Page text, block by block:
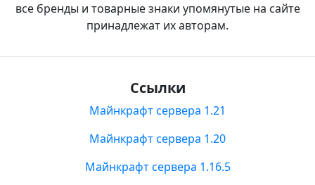
все бренды и товарные знаки упомянутые на сайте
принадлежат их авторам.
Ссылки
Майнкрафт сервера 1.21
Майнкрафт сервера 1.20
Майнкрафт сервера 1.16.5